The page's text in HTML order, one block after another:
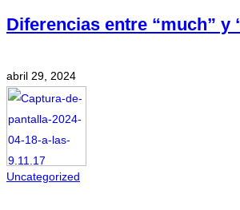
Diferencias entre “much” y
abril 29, 2024
Uncategorized